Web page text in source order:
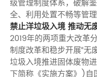
级管理制度体系，破解
全、利用处置不畅等管理
禁止洋垃圾入境 推动无
2019年的两项重大改革
制度改革和稳步开展“无
垃圾入境推进固体废物
下简称《实施方案》)自